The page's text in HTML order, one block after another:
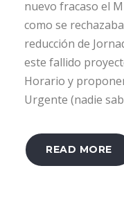
nuevo fracaso el
como se
reducción de
este fallido
Horario y
Urgente (nadie
READ MORE